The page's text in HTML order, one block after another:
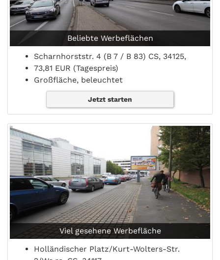
Beliebte Werbeflächen
Scharnhorststr. 4 (B 7 / B 83) CS, 34125,
73,81 EUR (Tagespreis)
Großfläche, beleuchtet
Jetzt starten
Viel gesehene Werbefläche
Holländischer Platz/Kurt-Wolters-Str.